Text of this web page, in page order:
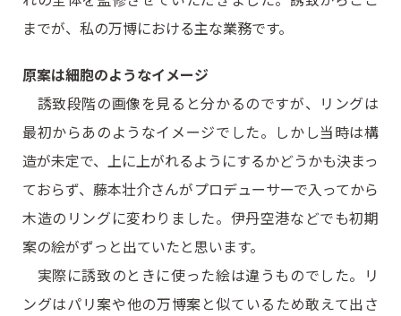
までが、私の万博における主な業務です。
原案は細胞のようなイメージ
誘致段階の画像を見ると分かるのですが、リングは
最初からあのようなイメージでした。しかし当時は構
造が未定で、上に上がれるようにするかどうかも決まっ
ておらず、藤本壮介さんがプロデューサーで入ってから
木造のリングに変わりました。伊丹空港などでも初期
案の絵がずっと出ていたと思います。
実際に誘致のときに使った絵は違うものでした。リ
ングはパリ案や他の万博案と似ているため敢えて出さ